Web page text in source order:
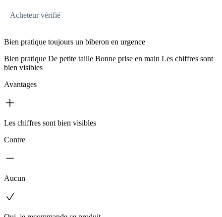
Acheteur vérifié
Bien pratique toujours un biberon en urgence
Bien pratique De petite taille Bonne prise en main Les chiffres sont
bien visibles
Avantages
Les chiffres sont bien visibles
Contre
Aucun